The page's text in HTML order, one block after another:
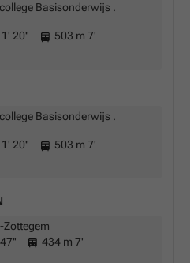
Basisonderwijs .
20''
503 m 7'
Basisonderwijs .
20''
503 m 7'
Zottegem
434 m 7'